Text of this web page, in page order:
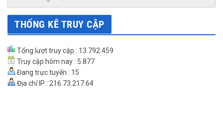
THỐNG KÊ TRUY CẬP
Tổng lượt truy cập : 13.792.459
Truy cập hôm nay : 5.877
Đang trực tuyến : 15
Địa chỉ IP : 216.73.217.64